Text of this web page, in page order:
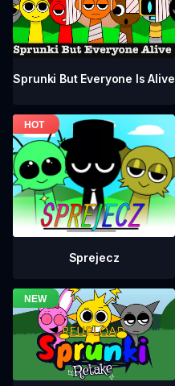
Sprunki But Everyone Is Alive
Sprejecz